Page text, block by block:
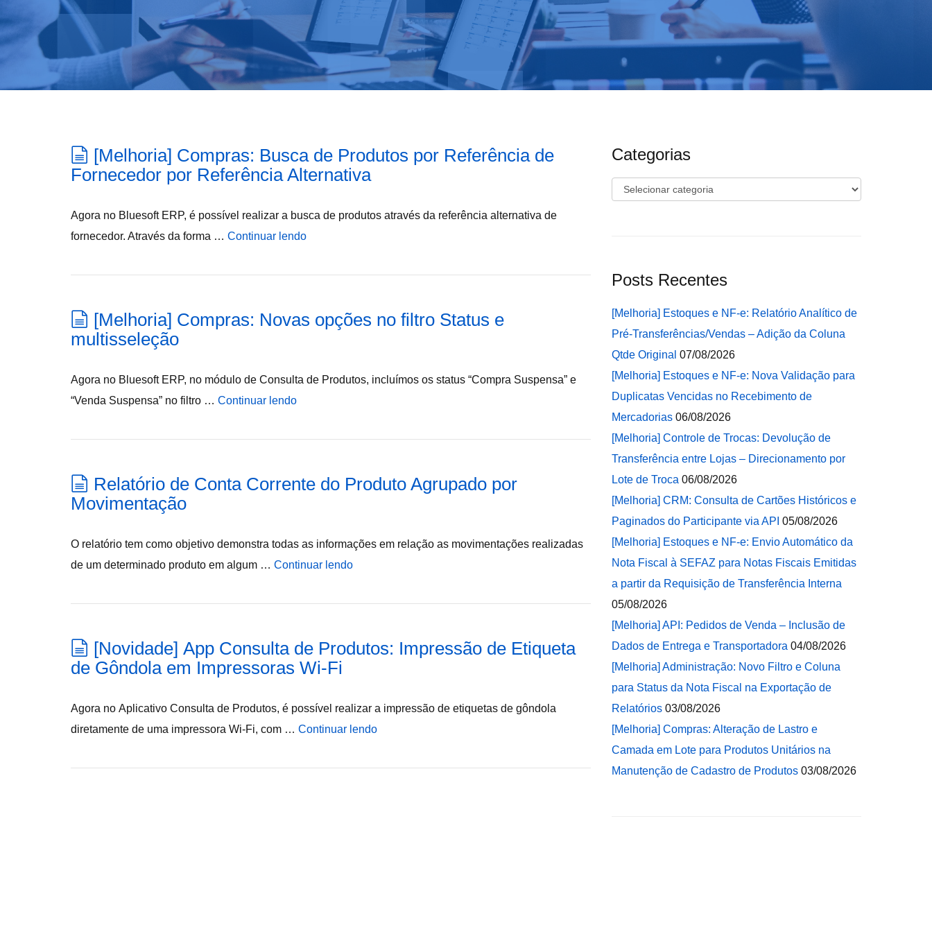
[Melhoria] Compras: Busca de Produtos por Referência de
Fornecedor por Referência Alternativa
Agora no Bluesoft ERP, é possível realizar a busca de produtos através da referência alternativa de
fornecedor. Através da forma … Continuar lendo
[Melhoria] Compras: Novas opções no filtro Status e
multisseleção
Agora no Bluesoft ERP, no módulo de Consulta de Produtos, incluímos os status “Compra Suspensa” e
“Venda Suspensa” no filtro … Continuar lendo
Relatório de Conta Corrente do Produto Agrupado por
Movimentação
O relatório tem como objetivo demonstra todas as informações em relação as movimentações realizadas
de um determinado produto em algum … Continuar lendo
[Novidade] App Consulta de Produtos: Impressão de Etiqueta
de Gôndola em Impressoras Wi-Fi
Agora no Aplicativo Consulta de Produtos, é possível realizar a impressão de etiquetas de gôndola
diretamente de uma impressora Wi-Fi, com … Continuar lendo
Categorias
Categorias
Posts Recentes
[Melhoria] Estoques e NF-e: Relatório Analítico de
Pré-Transferências/Vendas – Adição da Coluna
Qtde Original 07/08/2026
[Melhoria] Estoques e NF-e: Nova Validação para
Duplicatas Vencidas no Recebimento de
Mercadorias 06/08/2026
[Melhoria] Controle de Trocas: Devolução de
Transferência entre Lojas – Direcionamento por
Lote de Troca 06/08/2026
[Melhoria] CRM: Consulta de Cartões Históricos e
Paginados do Participante via API 05/08/2026
[Melhoria] Estoques e NF-e: Envio Automático da
Nota Fiscal à SEFAZ para Notas Fiscais Emitidas
a partir da Requisição de Transferência Interna
05/08/2026
[Melhoria] API: Pedidos de Venda – Inclusão de
Dados de Entrega e Transportadora 04/08/2026
[Melhoria] Administração: Novo Filtro e Coluna
para Status da Nota Fiscal na Exportação de
Relatórios 03/08/2026
[Melhoria] Compras: Alteração de Lastro e
Camada em Lote para Produtos Unitários na
Manutenção de Cadastro de Produtos 03/08/2026